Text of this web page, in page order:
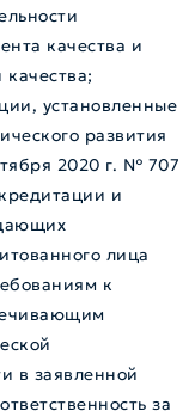
качества и
установленные
развития
2020 г. № 707
и
лица
к
в заявленной
за